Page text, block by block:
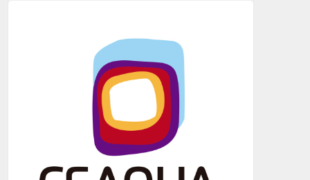
Crímenes del franquismo
(721)
(699)
(607)
neofranquismo
(567)
Justicia Universal